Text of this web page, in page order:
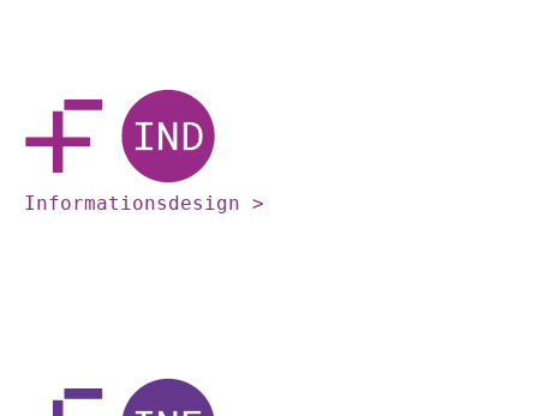
Informationsdesign >